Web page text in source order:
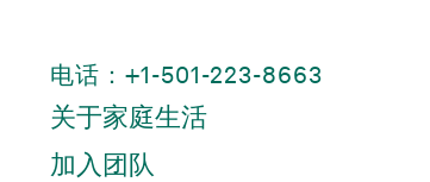
电话：+1-501-223-8663
关于家庭生活
加入团队